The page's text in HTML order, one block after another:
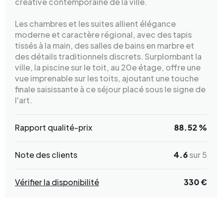
Les chambres et les suites allient élégance
moderne et caractère régional, avec des tapis
tissés à la main, des salles de bains en marbre et
des détails traditionnels discrets. Surplombant la
ville, la piscine sur le toit, au 20e étage, offre une
vue imprenable sur les toits, ajoutant une touche
finale saisissante à ce séjour placé sous le signe de
l'art.
Rapport qualité-prix 88.52 %
Note des clients 4.6sur 5
Vérifier la disponibilité 330 €